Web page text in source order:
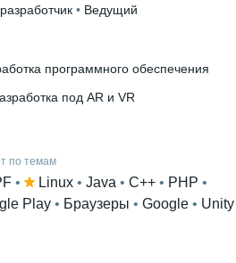
• Ведущий
программного обеспечения
под AR и VR
по темам
• Linux • Java • C++ • PHP
Play • Браузеры • Google • Unity